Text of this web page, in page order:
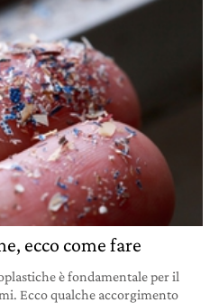
ecco come fare
è fondamentale per il
Ecco qualche accorgimento